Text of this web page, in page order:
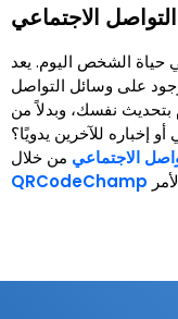
الاجتماعي
حياة الشخص اليوم. يعد
على وسائل التواصل
بتحديث نفسك، وبدلاً من
إخباره للآخرين يدويًا؟
الاجتماعي من خلال
QRCodeChamp